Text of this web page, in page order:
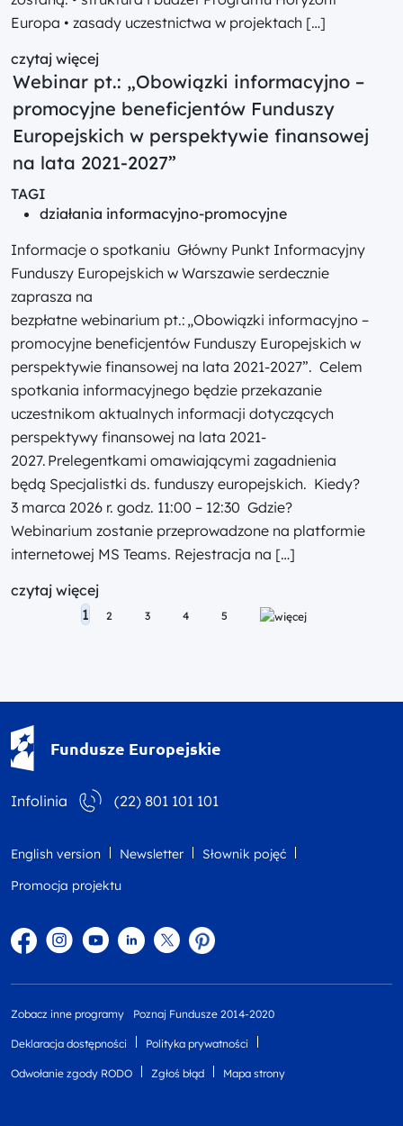
Europa • zasady uczestnictwa w projektach […]
czytaj więcej
Webinar pt.: „Obowiązki informacyjno –
promocyjne beneficjentów Funduszy
Europejskich w perspektywie finansowej
na lata 2021-2027”
TAGI
działania informacyjno-promocyjne
Informacje o spotkaniu Główny Punkt Informacyjny
Funduszy Europejskich w Warszawie serdecznie
zaprasza na
bezpłatne webinarium pt.: „Obowiązki informacyjno –
promocyjne beneficjentów Funduszy Europejskich w
perspektywie finansowej na lata 2021-2027”. Celem
spotkania informacyjnego będzie przekazanie
uczestnikom aktualnych informacji dotyczących
perspektywy finansowej na lata 2021-
2027. Prelegentkami omawiającymi zagadnienia
będą Specjalistki ds. funduszy europejskich. Kiedy?
3 marca 2026 r. godz. 11:00 – 12:30 Gdzie?
Webinarium zostanie przeprowadzone na platformie
internetowej MS Teams. Rejestracja na […]
czytaj więcej
Posts navigation
1 2 3 4 5
Fundusze Europejskie
Infolinia (22) 801 101 101
English version Newsletter
Słownik pojęć
Promocja projektu
FacebookInstagram
YouTubeLinkedintwitterPinterest
Zobacz inne programy Poznaj Fundusze 2014-2020
Deklaracja dostępności Polityka prywatności
Odwołanie zgody RODO Zgłoś błąd Mapa strony